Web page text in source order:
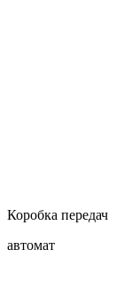
Коробка передач
автомат